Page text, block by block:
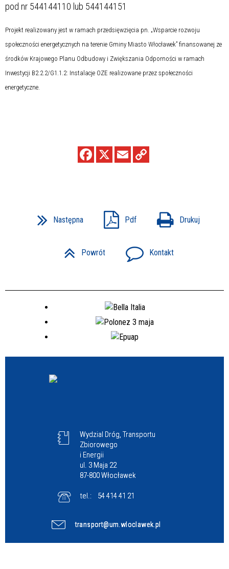
pod nr 544144110 lub 544144151
Projekt realizowany jest w ramach przedsięwzięcia pn. „Wsparcie rozwoju
społeczności energetycznych na terenie Gminy Miasto Włocławek” finansowanej ze
środków Krajowego Planu Odbudowy i Zwiększania Odporności w ramach
Inwestycji B2.2.2/G1.1.2: Instalacje OZE realizowane przez społeczności
energetyczne.
Następna Pdf Drukuj
Powrót Kontakt
Wydzial Dróg, Transportu
Zbiorowego
i Energii
ul. 3 Maja 22
87-800 Włocławek
tel.: 54 414 41 21
transport@um.wloclawek.pl